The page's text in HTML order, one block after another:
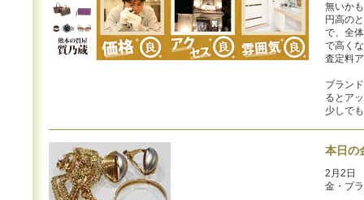
無いか
円高の
で、全
で高く
査定料
ブラン
るとア
少しで
本日の
2月2日
金・プ